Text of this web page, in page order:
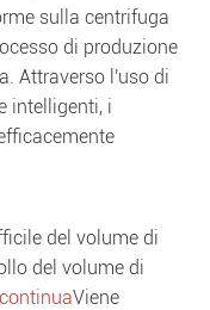
sulla centrifuga
di produzione
Attraverso l'uso di
intelligenti, i
del volume di
del volume di
Viene